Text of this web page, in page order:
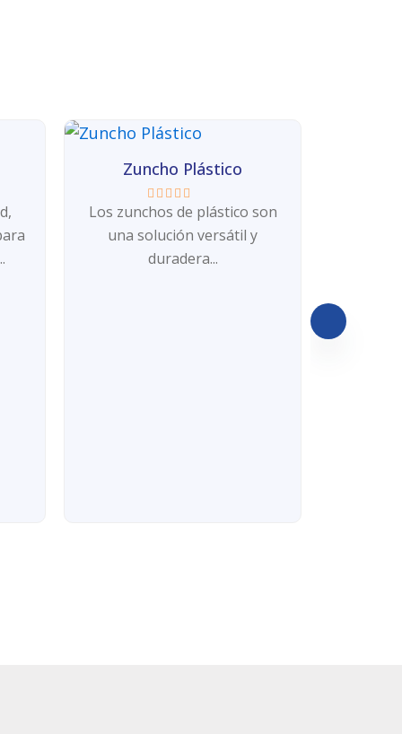
Zuncho Plástico
Valorado
0
de
5
Los zunchos de plástico son
una solución versátil y
duradera...